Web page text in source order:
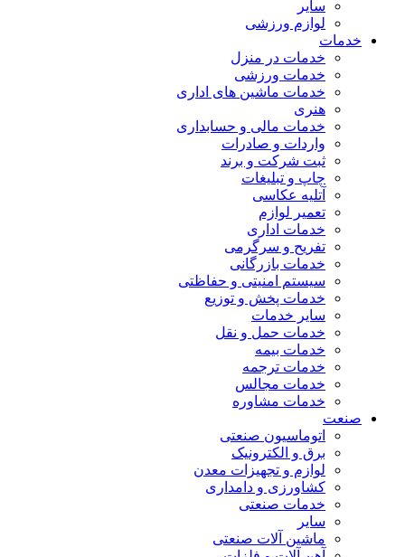
سایر
لوازم ورزشی
خدمات
خدمات در منزل
خدمات ورزشی
خدمات ماشین های اداری
هنری
خدمات مالی و حسابداری
واردات و صادرات
ثبت شرکت و برند
چاپ و تبلیغات
آتلیه عکاسی
تعمیر لوازم
خدمات اداری
تفریح و سرگرمی
خدمات بازرگانی
سیستم امنیتی و حفاظتی
خدمات پخش و توزیع
سایر خدمات
خدمات حمل و نقل
خدمات بیمه
خدمات ترجمه
خدمات مجالس
خدمات مشاوره
صنعت
اتوماسیون صنعتی
برق و الکترونیک
لوازم و تجهیزات معدن
کشاورزی و دامداری
خدمات صنعتی
سایر
ماشین آلات صنعتی